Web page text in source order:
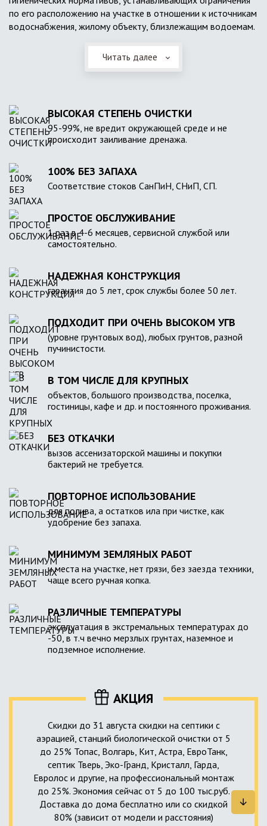
по его расположению на участке в отношении к источникам
водоснабжения, жилому объекту, близлежащим водоемам.
Читать далее
ВЫСОКАЯ СТЕПЕНЬ ОЧИСТКИ
95-99%, не вредит окружающей среде и не
происходит заиливание дренажа.
100% БЕЗ ЗАПАХА
Соответствие стоков СанПиН, СНиП, СП.
ПРОСТОЕ ОБСЛУЖИВАНИЕ
1 раз в 4-6 месяцев, сервисной службой или
самостоятельно.
НАДЕЖНАЯ КОНСТРУКЦИЯ
гарантия до 5 лет, срок службы более 50 лет.
ПОДХОДИТ ПРИ ОЧЕНЬ ВЫСОКОМ УГВ
(уровне грунтовых вод), любых грунтов, разной
пучинистости.
В ТОМ ЧИСЛЕ ДЛЯ КРУПНЫХ
объектов, большого производства, поселка,
гостиницы, кафе и др. и постоянного проживания.
БЕЗ ОТКАЧКИ
вызов ассенизаторской машины и покупки
бактерий не требуется.
ПОВТОРНОЕ ИСПОЛЬЗОВАНИЕ
для полива, а остатков ила при чистке, как
удобрение без запаха.
МИНИМУМ ЗЕМЛЯНЫХ РАБОТ
и места на участке, нет грязи, без заезда техники,
чаще всего ручная копка.
РАЗЛИЧНЫЕ ТЕМПЕРАТУРЫ
эксплуатация в экстремальных температурах до
-50, в т.ч вечно мерзлых грунтах, наземное и
подземное исполнение.
АКЦИЯ
Скидки до 31 августа скидки на септики с
аэрацией, станций биологической очистки от 5
до 25% Топас, Волгарь, Кит, Астра, ЕвроТанк,
септик Тверь, Эко-Гранд, Кристалл, Гарда,
Евролос и другие, на профессиональный монтаж
до 25%. Экономия сейчас от 5 до 100 тыс.руб.
Доставка до дома бесплатно или со скидкой
80% (зависит от модели и расстояния)